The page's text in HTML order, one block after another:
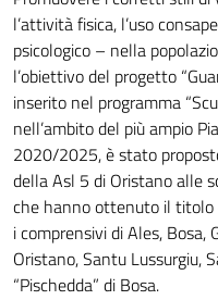
l’attività fisica, l’uso
psicologico – nella
l’obiettivo del progetto
inserito nel programma
nell’ambito del più ampio
2020/2025, è stato
della Asl 5 di Oristano alle
che hanno ottenuto il titolo
i comprensivi di Ales,
Oristano, Santu Lussurgiu,
“Pischedda” di Bosa.